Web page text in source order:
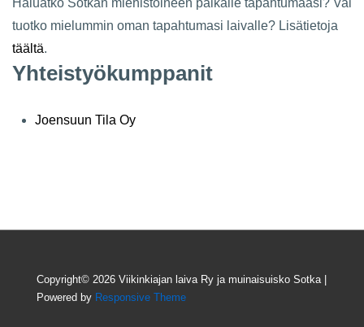
Haluatko Sotkan miehistöineen paikalle tapahtumaasi? Vai
tuotko mielummin oman tapahtumasi laivalle? Lisätietoja
täältä.
Yhteistyökumppanit
Joensuun Tila Oy
Copyright© 2026 Viikinkiajan laiva Ry ja muinaisuisko Sotka
Powered by Responsive Theme